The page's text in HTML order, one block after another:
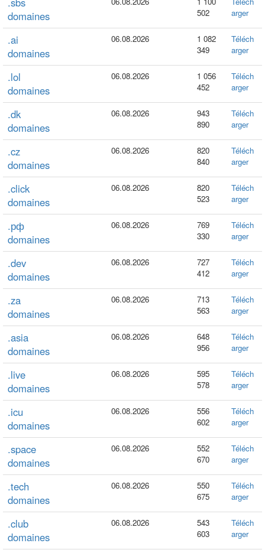
domaines
502
arger
.ai
domaines
06.08.2026
1 082
349
Téléch
arger
.lol
domaines
06.08.2026
1 056
452
Téléch
arger
.dk
domaines
06.08.2026
943
890
Téléch
arger
.cz
domaines
06.08.2026
820
840
Téléch
arger
.click
domaines
06.08.2026
820
523
Téléch
arger
.рф
domaines
06.08.2026
769
330
Téléch
arger
.dev
domaines
06.08.2026
727
412
Téléch
arger
.za
domaines
06.08.2026
713
563
Téléch
arger
.asia
domaines
06.08.2026
648
956
Téléch
arger
.live
domaines
06.08.2026
595
578
Téléch
arger
.icu
domaines
06.08.2026
556
602
Téléch
arger
.space
domaines
06.08.2026
552
670
Téléch
arger
.tech
domaines
06.08.2026
550
675
Téléch
arger
.club
domaines
06.08.2026
543
603
Téléch
arger